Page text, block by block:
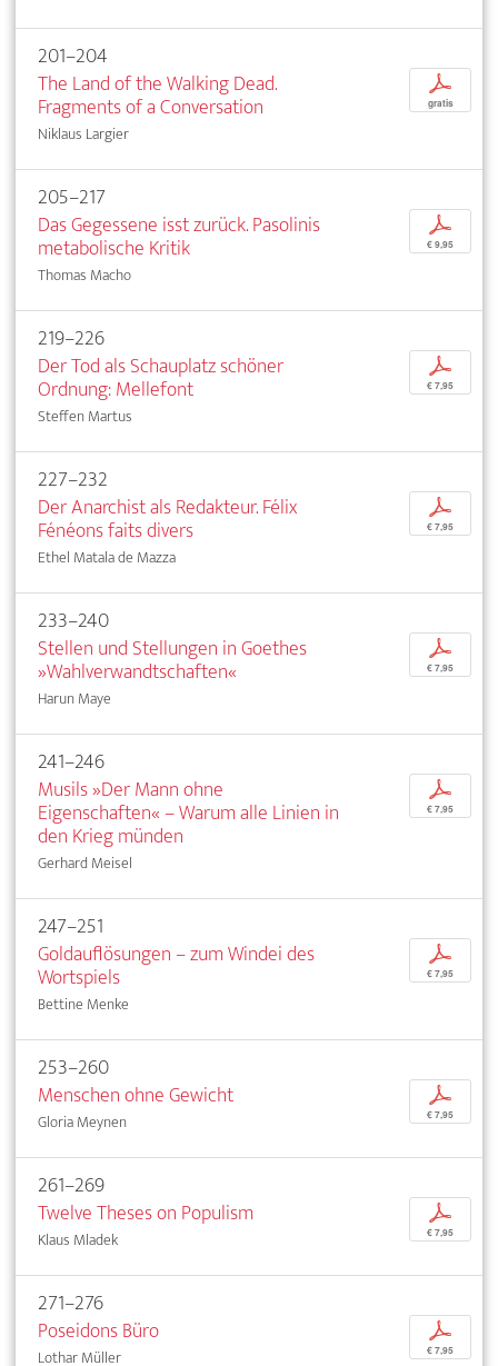
201–204
The Land of the Walking Dead.
Fragments of a Conversation
Niklaus Largier
p
gratis
205–217
Das Gegessene isst zurück. Pasolinis
metabolische Kritik
Thomas Macho
p
€ 9,95
219–226
Der Tod als Schauplatz schöner
Ordnung: Mellefont
Steffen Martus
p
€ 7,95
227–232
Der Anarchist als Redakteur. Félix
Fénéons faits divers
Ethel Matala de Mazza
p
€ 7,95
233–240
Stellen und Stellungen in Goethes
»Wahlverwandtschaften«
Harun Maye
p
€ 7,95
241–246
Musils »Der Mann ohne
Eigenschaften« – Warum alle Linien in
den Krieg münden
Gerhard Meisel
p
€ 7,95
247–251
Goldauflösungen – zum Windei des
Wortspiels
Bettine Menke
p
€ 7,95
253–260
Menschen ohne Gewicht
Gloria Meynen
p
€ 7,95
261–269
Twelve Theses on Populism
Klaus Mladek
p
€ 7,95
271–276
Poseidons Büro
Lothar Müller
p
€ 7,95